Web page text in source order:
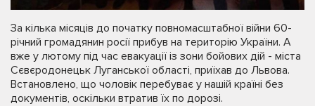
За кілька місяців до початку повномасштабної війни 60-
річний громадянин росії прибув на територію України. А
вже у лютому під час евакуації із зони бойових дій - міста
Сєвєродонецьк Луганської області, приїхав до Львова.
Встановлено, що чоловік перебуває у нашій країні без
документів, оскільки втратив їх по дорозі.